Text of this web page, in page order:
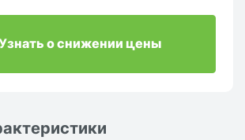
о снижении цены